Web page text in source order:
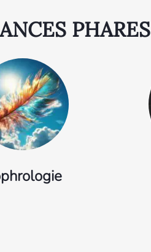
PHARES